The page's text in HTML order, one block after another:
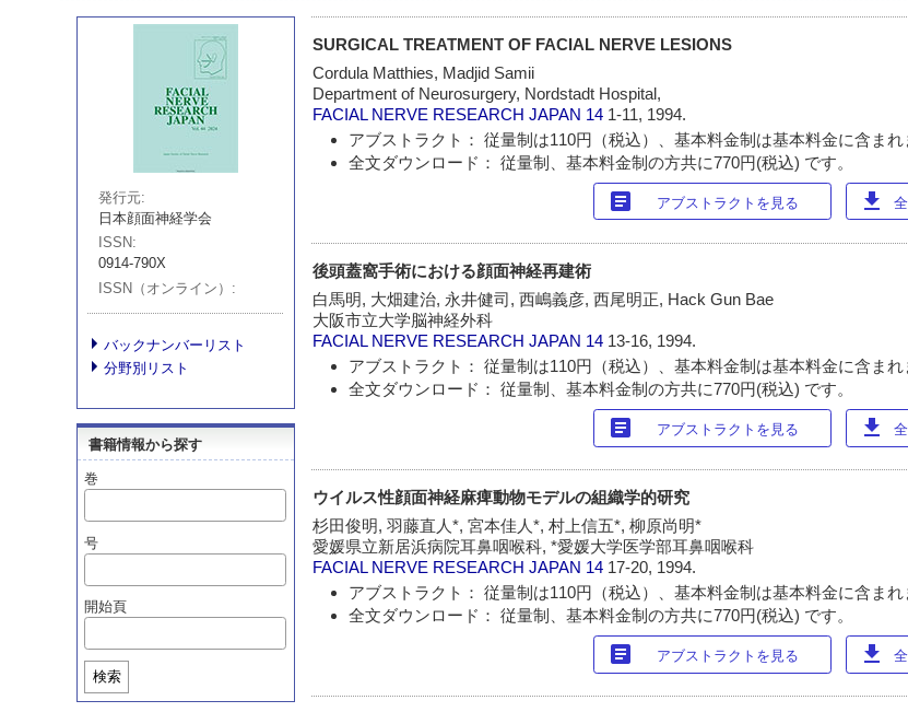
発行元
日本顔面神経学会
ISSN
0914-790X
ISSN（オンライン）
バックナンバーリスト
分野別リスト
書籍情報から探す
巻
号
開始頁
検索
SURGICAL TREATMENT OF FACIAL NERVE LESIONS
Cordula Matthies, Madjid Samii
Department of Neurosurgery, Nordstadt Hospital,
FACIAL NERVE RESEARCH JAPAN 14 1-11, 1994.
アブストラクト： 従量制は110円（税込）、基本料金制は基本料金に含まれ
全文ダウンロード： 従量制、基本料金制の方共に770円(税込) です。
article アブストラクトを見る download
後頭蓋窩手術における顔面神経再建術
白馬明, 大畑建治, 永井健司, 西嶋義彦, 西尾明正, Hack Gun Bae
大阪市立大学脳神経外科
FACIAL NERVE RESEARCH JAPAN 14 13-16, 1994.
アブストラクト： 従量制は110円（税込）、基本料金制は基本料金に含まれ
全文ダウンロード： 従量制、基本料金制の方共に770円(税込) です。
article アブストラクトを見る download
ウイルス性顔面神経麻痺動物モデルの組織学的研究
杉田俊明, 羽藤直人*, 宮本佳人*, 村上信五*, 柳原尚明*
愛媛県立新居浜病院耳鼻咽喉科, *愛媛大学医学部耳鼻咽喉科
FACIAL NERVE RESEARCH JAPAN 14 17-20, 1994.
アブストラクト： 従量制は110円（税込）、基本料金制は基本料金に含まれ
全文ダウンロード： 従量制、基本料金制の方共に770円(税込) です。
article アブストラクトを見る download